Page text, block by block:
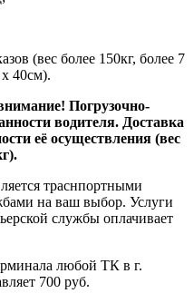
(вес более 150кг, более 7
40см).
Погрузочно-
водителя. Доставка
её осуществления (вес
траснпортными
на ваш выбор. Услуги
службы оплачивает
любой ТК в г.
700 руб.